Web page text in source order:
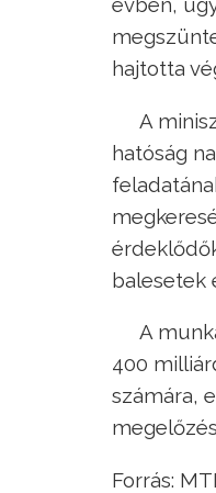
hajtotta
A
hatóság
balesetek
A
400
számára,
Forrás: MTI